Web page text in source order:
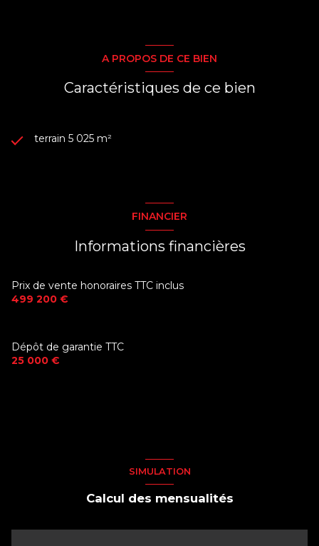
A PROPOS DE CE BIEN
Caractéristiques de ce bien
terrain 5 025 m²
FINANCIER
Informations financières
Prix de vente honoraires TTC inclus
499 200 €
Dépôt de garantie TTC
25 000 €
SIMULATION
Calcul des mensualités